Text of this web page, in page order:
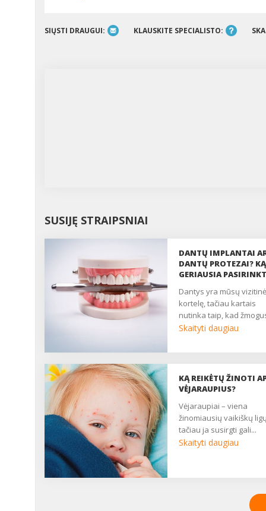
SIŲSTI DRAUGUI: KLAUSKITE SPECIALISTO:
SUSIJĘ STRAIPSNIAI
DANTŲ IMPLANTAI
DANTŲ PROTEZAI? KĄ
GERIAUSIA
dantys yra mūsų vizitinė
kortelę, tačiau kartais
nutinka taip, kad
Skaityti daugiau
KĄ REIKĖTŲ ŽINOTI
VĖJARAUPIUS?
vėjaraupiai – viena
žinomiausių vaikiškų
tačiau ja susirgti gali...
Skaityti daugiau